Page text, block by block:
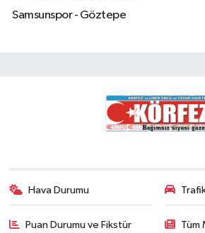
Samsunspor - Göztepe
Hava Durumu
Puan Durumu ve Fikstür Tüm